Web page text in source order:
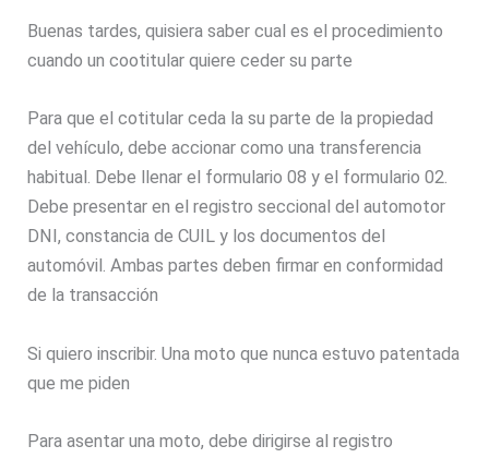
Buenas tardes, quisiera saber cual es el procedimiento
cuando un cootitular quiere ceder su parte
Para que el cotitular ceda la su parte de la propiedad
del vehículo, debe accionar como una transferencia
habitual. Debe llenar el formulario 08 y el formulario 02.
Debe presentar en el registro seccional del automotor
DNI, constancia de CUIL y los documentos del
automóvil. Ambas partes deben firmar en conformidad
de la transacción
Si quiero inscribir. Una moto que nunca estuvo patentada
que me piden
Para asentar una moto, debe dirigirse al registro